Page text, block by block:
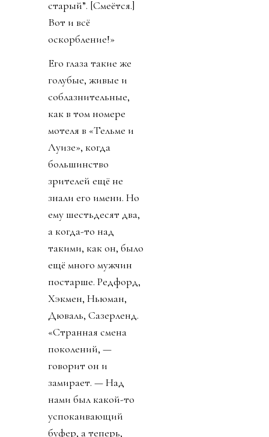
старый”. [Смеётся.]
Вот и всё
оскорбление!»
Его глаза такие же
голубые, живые и
соблазнительные,
как в том номере
мотеля в «Тельме и
Луизе», когда
большинство
зрителей ещё не
знали его имени. Но
ему шестьдесят два,
а когда-то над
такими, как он, было
ещё много мужчин
постарше. Редфорд,
Хэкмен, Ньюман,
Дюваль, Сазерленд.
«Странная смена
поколений, —
говорит он и
замирает. — Над
нами был какой-то
успокаивающий
буфер, а теперь,